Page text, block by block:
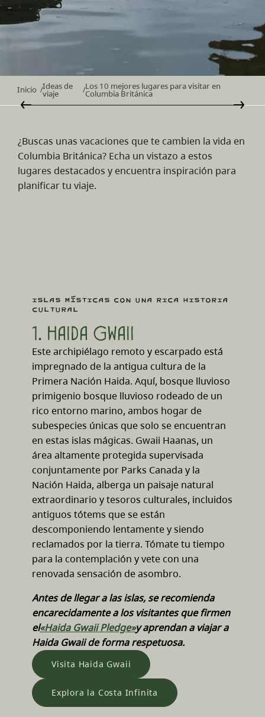
Inicio /Ideas de
viaje /Los 10 mejores lugares para visitar en
Columbia Británica
¿Buscas unas vacaciones que te cambien la vida en
Columbia Británica? Echa un vistazo a estos
lugares destacados y encuentra inspiración para
planificar tu viaje.
Islas místicas con una rica historia
cultural
1. Haida Gwaii
Este archipiélago remoto y escarpado está
impregnado de la antigua cultura de la
Primera Nación Haida. Aquí, bosque lluvioso
primigenio bosque lluvioso rodeado de un
rico entorno marino, ambos hogar de
subespecies únicas que solo se encuentran
en estas islas mágicas. Gwaii Haanas, un
área altamente protegida supervisada
conjuntamente por Parks Canada y la
Nación Haida, alberga un paisaje natural
extraordinario y tesoros culturales, incluidos
antiguos tótems que se están
descomponiendo lentamente y siendo
reclamados por la tierra. Tómate tu tiempo
para la contemplación y vete con una
renovada sensación de asombro.
Antes de llegar a las islas, se recomienda
encarecidamente a los visitantes que firmen
el«Haida Gwaii Pledge»y aprendan a viajar a
Haida Gwaii de forma respetuosa.
Visita Haida Gwaii
Explora la Costa Infinita